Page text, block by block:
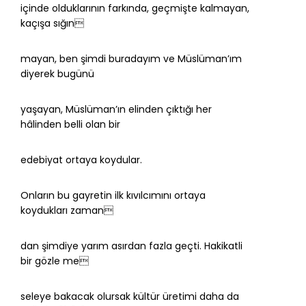
içinde olduklarının farkında, geçmişte kalmayan,
kaçışa sığın
mayan, ben şimdi buradayım ve Müslüman’ım
diyerek bugünü
yaşayan, Müslüman’ın elinden çıktığı her
hâlinden belli olan bir
edebiyat ortaya koydular.
Onların bu gayretin ilk kıvılcımını ortaya
koydukları zaman
dan şimdiye yarım asırdan fazla geçti. Hakikatli
bir gözle me
seleye bakacak olursak kültür üretimi daha da